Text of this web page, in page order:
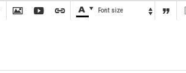
     Font size  